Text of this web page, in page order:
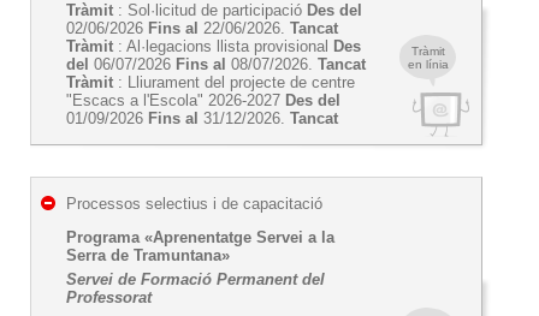
Tràmit
en línia
Tràmit : Sol·licitud de participació Des del
02/06/2026 Fins al 22/06/2026. Tancat
Tràmit : Al·legacions llista provisional Des
del 06/07/2026 Fins al 08/07/2026. Tancat
Tràmit : Lliurament del projecte de centre
"Escacs a l'Escola" 2026-2027 Des del
01/09/2026 Fins al 31/12/2026. Tancat
Processos selectius i de capacitació
Programa «Aprenentatge Servei a la
Serra de Tramuntana»
Servei de Formació Permanent del
Professorat